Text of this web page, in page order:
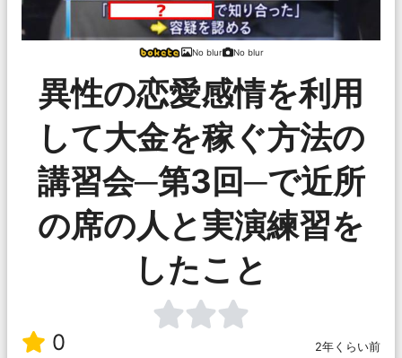
No blur No blur
異性の恋愛感情を利用
して大金を稼ぐ方法の
講習会─第3回─で近所
の席の人と実演練習を
したこと
0 2年くらい前